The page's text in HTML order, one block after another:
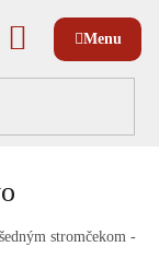
NÁKUPNÝ
KOŠÍK
stromčekom -